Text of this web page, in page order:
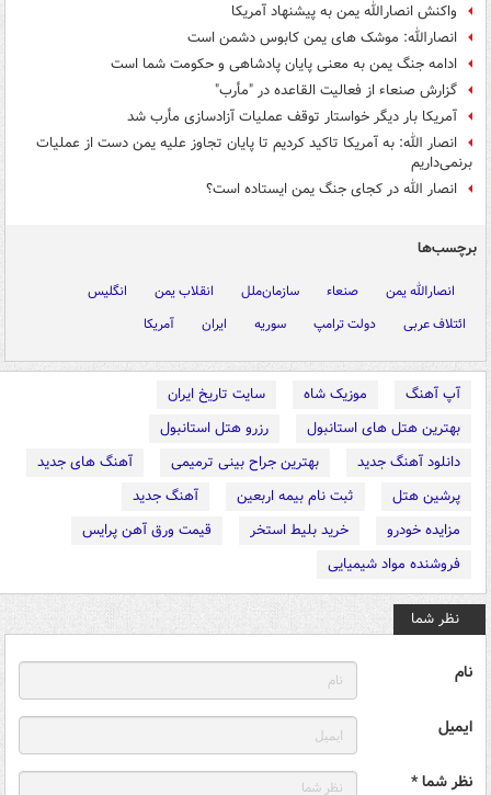
واکنش انصارالله یمن به پیشنهاد آمریکا
انصارالله: موشک های یمن کابوس دشمن است
ادامه جنگ یمن به معنی پایان پادشاهی و حکومت شما است
گزارش صنعاء از فعالیت القاعده در "مأرب"
آمریکا بار دیگر خواستار توقف عملیات آزادسازی مأرب شد
انصار الله: به آمریکا تاکید کردیم تا پایان تجاوز علیه یمن دست از عملیات
برنمی‌داریم
انصار الله در کجای جنگ یمن ایستاده است؟
برچسب‌ها
انصارالله یمن صنعاء سازمان‌ملل انقلاب یمن
انگلیس
ائتلاف عربی
دولت ترامپ سوریه ایران آمریکا
آپ آهنگ موزیک شاه
سایت تاریخ ایران
بهترین هتل های استانبول
رزرو هتل استانبول
دانلود آهنگ جدید
بهترین جراح بینی ترمیمی
آهنگ های جدید
پرشین هتل
ثبت نام بیمه اربعین
آهنگ جدید
مزایده خودرو
خرید بلیط استخر
قیمت ورق آهن پرایس
فروشنده مواد شیمیایی
نظر شما
نام
ایمیل
نظر شما *